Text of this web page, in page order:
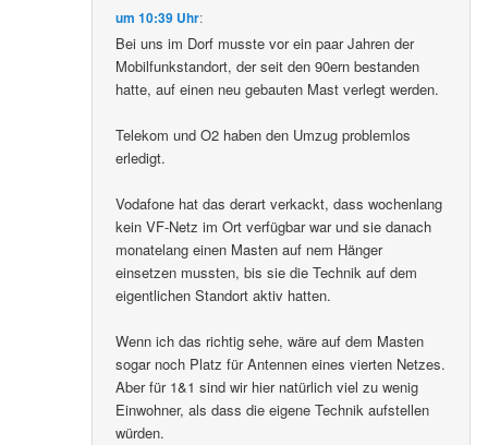
um 10:39 Uhr:
Bei uns im Dorf musste vor ein paar Jahren der
Mobilfunkstandort, der seit den 90ern bestanden
hatte, auf einen neu gebauten Mast verlegt werden.
Telekom und O2 haben den Umzug problemlos
erledigt.
Vodafone hat das derart verkackt, dass wochenlang
kein VF-Netz im Ort verfügbar war und sie danach
monatelang einen Masten auf nem Hänger
einsetzen mussten, bis sie die Technik auf dem
eigentlichen Standort aktiv hatten.
Wenn ich das richtig sehe, wäre auf dem Masten
sogar noch Platz für Antennen eines vierten Netzes.
Aber für 1&1 sind wir hier natürlich viel zu wenig
Einwohner, als dass die eigene Technik aufstellen
würden.